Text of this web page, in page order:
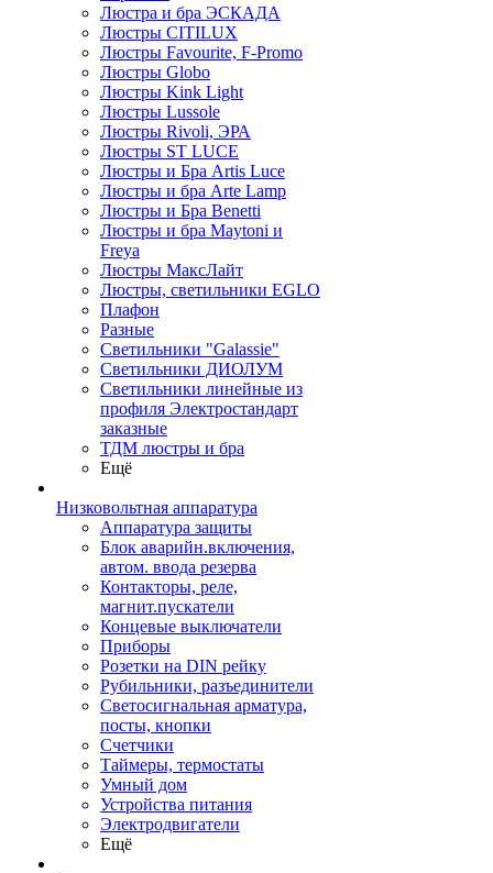
Люстра и бра ЭСКАДА
Люстры CITILUX
Люстры Favourite, F-Promo
Люстры Globo
Люстры Kink Light
Люстры Lussole
Люстры Rivoli, ЭРА
Люстры ST LUCE
Люстры и Бра Artis Luce
Люстры и бра Arte Lamp
Люстры и Бра Benetti
Люстры и бра Maytoni и
Freya
Люстры МаксЛайт
Люстры, светильники EGLO
Плафон
Разные
Светильники "Galassie"
Светильники ДИОЛУМ
Светильники линейные из
профиля Электростандарт
заказные
ТДМ люстры и бра
Ещё
Низковольтная аппаратура
Аппаратура защиты
Блок аварийн.включения,
автом. ввода резерва
Контакторы, реле,
магнит.пускатели
Концевые выключатели
Приборы
Розетки на DIN рейку
Рубильники, разъединители
Светосигнальная арматура,
посты, кнопки
Счетчики
Таймеры, термостаты
Умный дом
Устройства питания
Электродвигатели
Ещё